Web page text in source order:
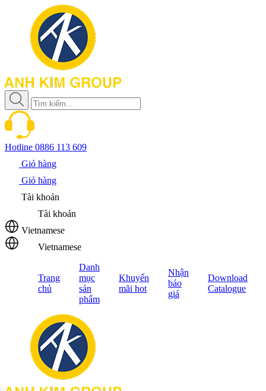
Hotline 0886 113 609
Giỏ hàng
Giỏ hàng
Tài khoản
Tài khoản
Vietnamese
Vietnamese
Trang
chủ
Danh
mục
sản
phẩm
Khuyến
mãi hot
Nhận
báo
giá
Download
Catalogue